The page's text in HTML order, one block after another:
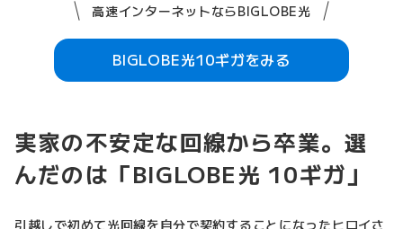
高速インターネットならBIGLOBE光
BIGLOBE光10ギガをみる
実家の不安定な回線から卒業。選
んだのは「BIGLOBE光 10ギガ」
引越しで初めて光回線を自分で契約することになったヒロイさ